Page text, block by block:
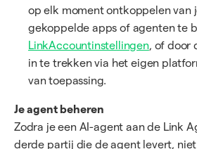
op elk moment ontkoppelen van
gekoppelde apps of agenten te
LinkAccountinstellingen, of door
in te trekken via het eigen
van toepassing.
Je agent beheren
Zodra je een AI-agent aan de Link
derde partij die de agent levert,